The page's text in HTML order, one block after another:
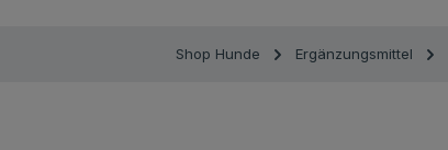
Shop Hunde Ergänzungsmittel